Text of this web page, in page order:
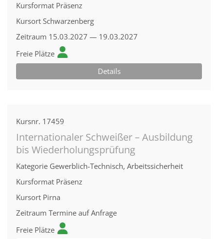
Kursformat Präsenz
Kursort Schwarzenberg
Zeitraum 15.03.2027 — 19.03.2027
Freie Plätze
Details
Kursnr. 17459
Internationaler Schweißer – Ausbildung
bis Wiederholungsprüfung
Kategorie Gewerblich-Technisch, Arbeitssicherheit
Kursformat Präsenz
Kursort Pirna
Zeitraum Termine auf Anfrage
Freie Plätze